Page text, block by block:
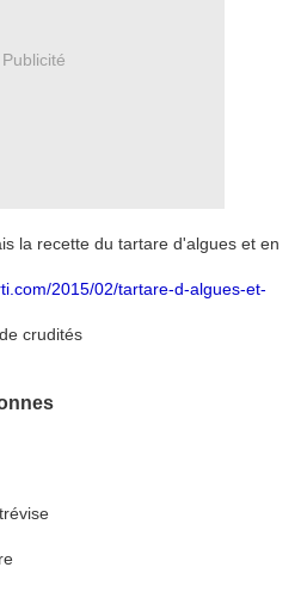
Publicité
la recette du tartare d'algues et en
2015/02/tartare-d-algues-et-
crudités